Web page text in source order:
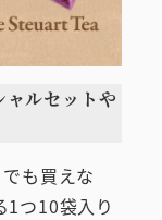
ャルセットや
も買えな
1つ10袋入り